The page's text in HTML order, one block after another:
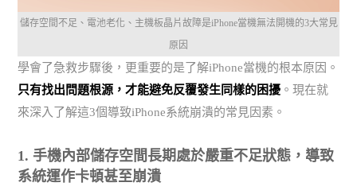
儲存空間不足、電池老化、主機板晶片故障是iPhone當機無法開機的3大常見
原因
學會了急救步驟後，更重要的是了解iPhone當機的根本原因。
只有找出問題根源，才能避免反覆發生同樣的困擾 。現在就
來深入了解這3個導致iPhone系統崩潰的常見因素。
1. 手機內部儲存空間長期處於嚴重不足狀態，導致
系統運作卡頓甚至崩潰